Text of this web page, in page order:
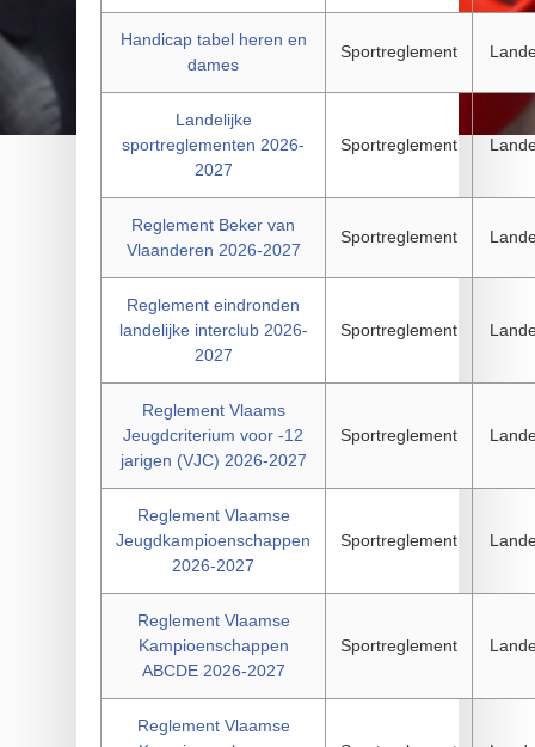
Handicap tabel heren en
dames
Sportreglement
Landelijke
sportreglementen 2026-
2027
Sportreglement
Reglement Beker van
Vlaanderen 2026-2027
Sportreglement
Reglement eindronden
landelijke interclub 2026-
2027
Sportreglement
Reglement Vlaams
Jeugdcriterium voor -12
jarigen (VJC) 2026-2027
Sportreglement
Reglement Vlaamse
Jeugdkampioenschappen
2026-2027
Sportreglement
Reglement Vlaamse
Kampioenschappen
ABCDE 2026-2027
Sportreglement
Reglement Vlaamse